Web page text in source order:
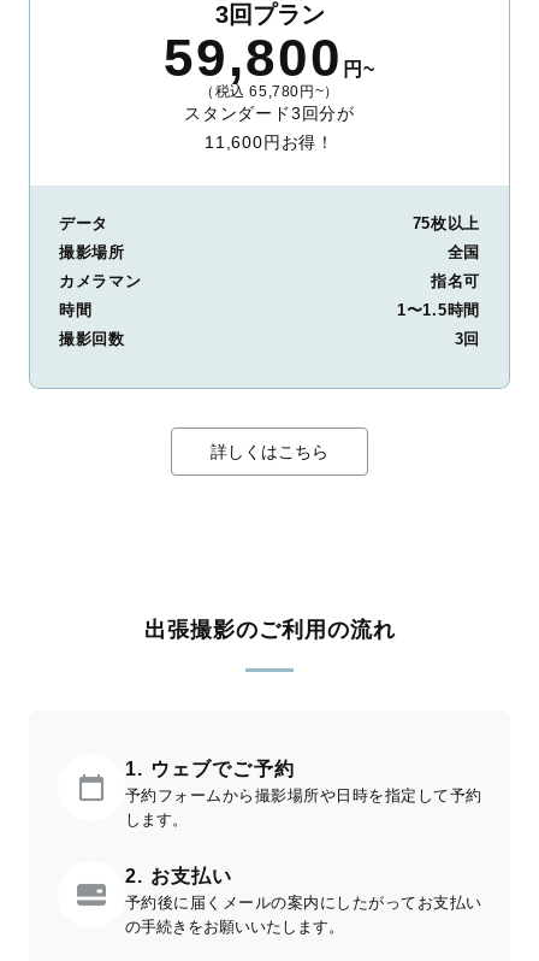
3回プラン
59,800 円~
（税込 65,780円~）
スタンダード3回分が
11,600円お得！
データ
75枚以上
撮影場所
全国
カメラマン
指名可
時間
1〜1.5時間
撮影回数
3回
詳しくはこちら
出張撮影のご利用の流れ
1. ウェブでご予約
予約フォームから撮影場所や日時を指定して予約
します。
2. お支払い
予約後に届くメールの案内にしたがってお支払い
の手続きをお願いいたします。